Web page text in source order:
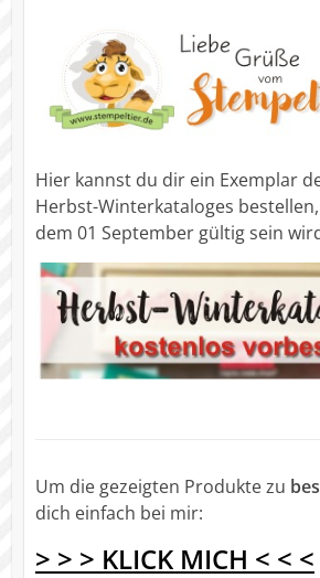
Hier kannst du dir ein Exemplar
Herbst-Winterkataloges
dem 01 September gültig sein
Um die gezeigten Produkte zu
dich einfach bei mir:
> > > KLICK MICH < < <